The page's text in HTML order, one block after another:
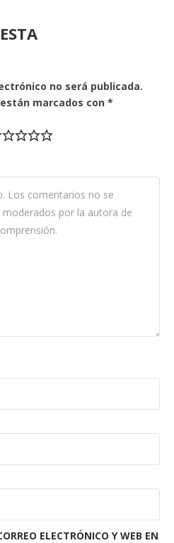
no será publicada.
marcados con *
ELECTRÓNICO Y WEB EN